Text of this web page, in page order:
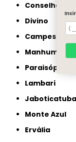
Conselheiro
Divino
Campestre
Manhumirim
Paraisópolis
Lambari
Monte Azul
Ervália